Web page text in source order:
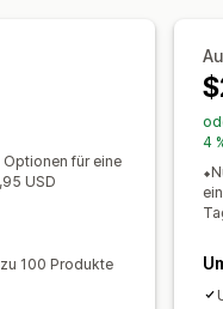
für eine
USD
100 Produkte
4